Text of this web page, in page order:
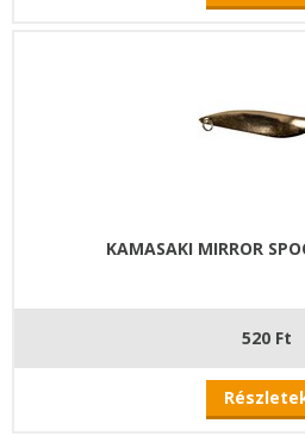
KAMASAKI MIRROR
520 Ft